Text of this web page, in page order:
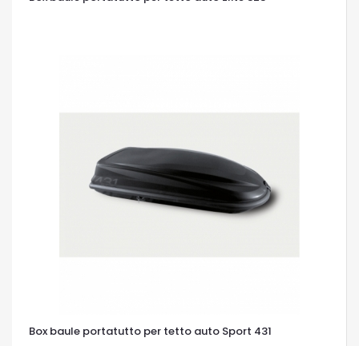
Box baule portatutto per tetto auto Sport 431